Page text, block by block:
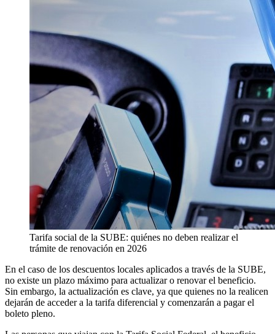
Tarifa social de la SUBE: quiénes no deben realizar el
trámite de renovación en 2026
En el caso de los descuentos locales aplicados a través de la SUBE,
no existe un plazo máximo para actualizar o renovar el beneficio.
Sin embargo, la actualización es clave, ya que quienes no la realicen
dejarán de acceder a la tarifa diferencial y comenzarán a pagar el
boleto pleno.